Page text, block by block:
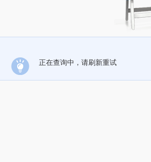
正在查询中，请刷新重试